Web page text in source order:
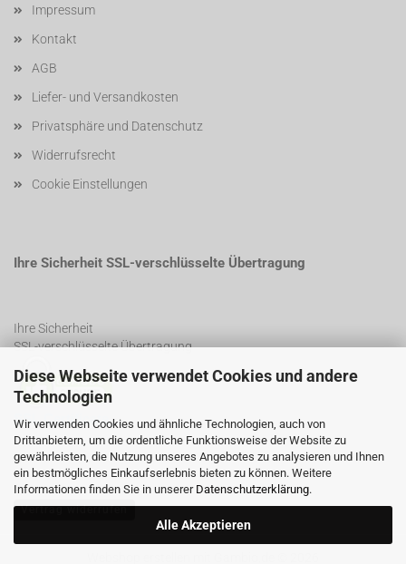
Diese Webseite verwendet Cookies und andere
Technologien
Wir verwenden Cookies und ähnliche Technologien, auch von
Drittanbietern, um die ordentliche Funktionsweise der Website zu
gewährleisten, die Nutzung unseres Angebotes zu analysieren und Ihnen
ein bestmögliches Einkaufserlebnis bieten zu können. Weitere
Informationen finden Sie in unserer Datenschutzerklärung.
Alle Akzeptieren
Impressum
Kontakt
AGB
Liefer- und Versandkosten
Privatsphäre und Datenschutz
Widerrufsrecht
Cookie Einstellungen
Ihre Sicherheit SSL-verschlüsselte Übertragung
Ihre Sicherheit
SSL-verschlüsselte Übertragung
SSL Certificate
Vertrag widerrufen